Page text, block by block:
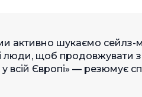
активно шукаємо сейлз-
люди, щоб продовжувати
всій Європі» — резюмує